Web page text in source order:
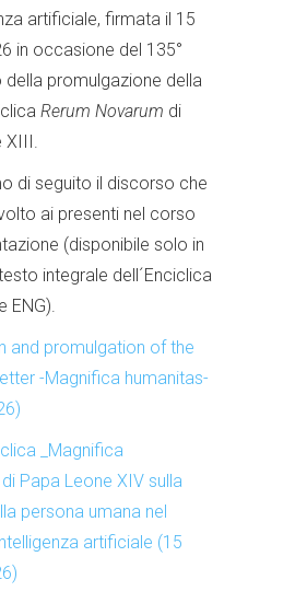
artificiale, firmata il 15
in occasione del 135°
della promulgazione della
Rerum Novarum di
XIII.
di seguito il discorso che
ai presenti nel corso
(disponibile solo in
integrale dell´Enciclica
ENG).
and promulgation of the
-Magnifica humanitas-
_Magnifica
Papa Leone XIV sulla
persona umana nel
artificiale (15